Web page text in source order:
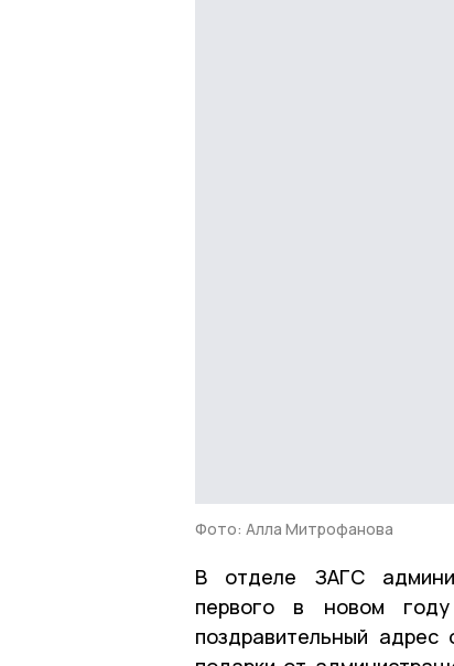
Фото: Алла Митрофанова
В отделе ЗАГС
первого в новом году
поздравительный